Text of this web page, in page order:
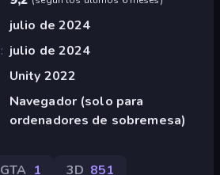
julio de 2024
julio de 2024
Unity 2022
Navegador (solo para
ordenadores de sobremesa)
GTA 1 3D 851